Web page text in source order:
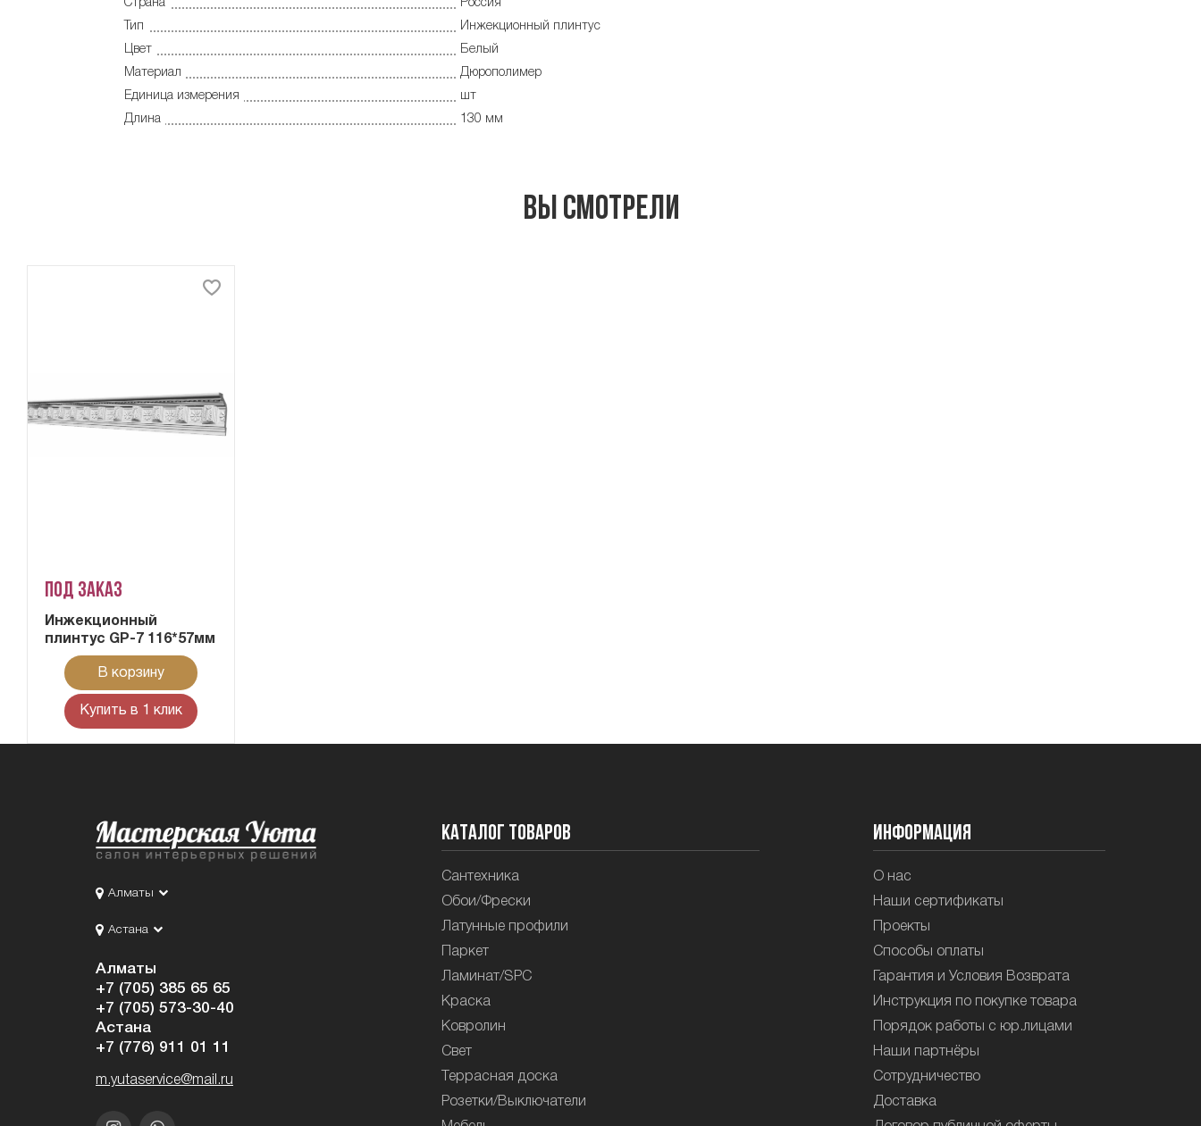
Страна
Россия
Тип
Инжекционный плинтус
Цвет
Белый
Материал
Дюрополимер
Единица измерения
шт
Длина
130 мм
Вы смотрели
Под заказ
Инжекционный
плинтус GP-7 116*57мм
В корзину
Купить в 1 клик
Алматы
Астана
Алматы
+7 (705) 385 65 65
+7 (705) 573-30-40
Астана
+7 (776) 911 01 11
m.yutaservice@mail.ru
Каталог товаров
Сантехника
Обои/Фрески
Латунные профили
Паркет
Ламинат/SPC
Краска
Ковролин
Свет
Террасная доска
Розетки/Выключатели
Информация
О нас
Наши сертификаты
Проекты
Способы оплаты
Гарантия и Условия Возврата
Инструкция по покупке товара
Порядок работы с юр.лицами
Наши партнёры
Сотрудничество
Доставка